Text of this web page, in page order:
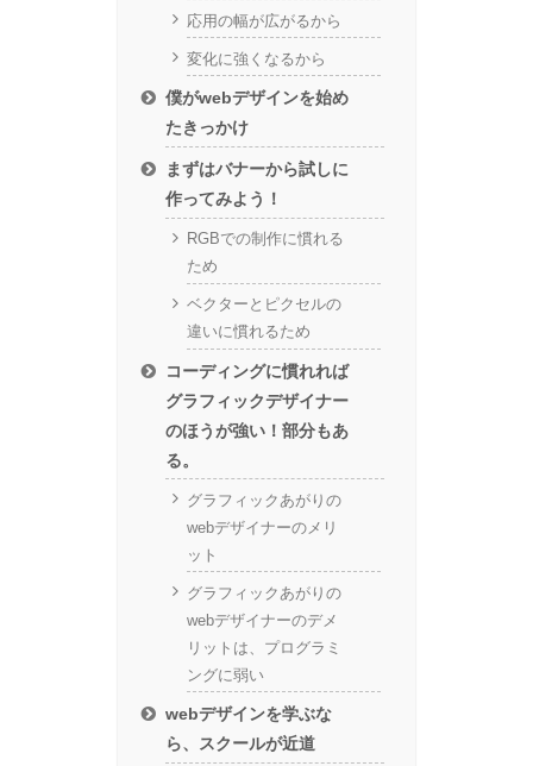
応用の幅が広がるから
変化に強くなるから
僕がwebデザインを始め
たきっかけ
まずはバナーから試しに
作ってみよう！
RGBでの制作に慣れる
ため
ベクターとピクセルの
違いに慣れるため
コーディングに慣れれば
グラフィックデザイナー
のほうが強い！部分もあ
る。
グラフィックあがりの
webデザイナーのメリ
ット
グラフィックあがりの
webデザイナーのデメ
リットは、プログラミ
ングに弱い
webデザインを学ぶな
ら、スクールが近道